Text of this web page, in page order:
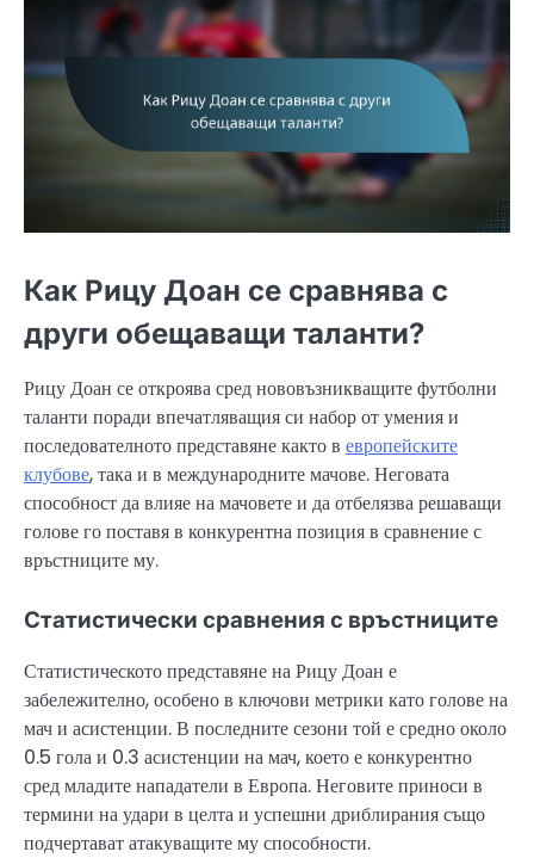
Как Рицу Доан се сравнява с
други обещаващи таланти?
Рицу Доан се откроява сред нововъзникващите футболни
таланти поради впечатляващия си набор от умения и
последователното представяне както в европейските
клубове, така и в международните мачове. Неговата
способност да влияе на мачовете и да отбелязва решаващи
голове го поставя в конкурентна позиция в сравнение с
връстниците му.
Статистически сравнения с връстниците
Статистическото представяне на Рицу Доан е
забележително, особено в ключови метрики като голове на
мач и асистенции. В последните сезони той е средно около
0.5 гола и 0.3 асистенции на мач, което е конкурентно
сред младите нападатели в Европа. Неговите приноси в
термини на удари в целта и успешни дриблирания също
подчертават атакуващите му способности.